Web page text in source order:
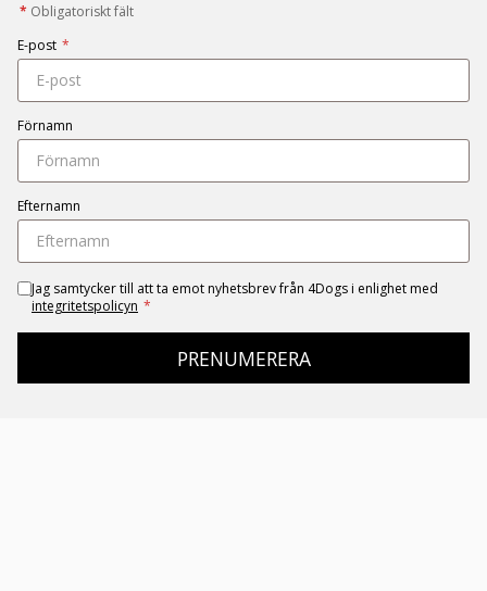
* Obligatoriskt fält
E-post *
Förnamn
Efternamn
Jag samtycker till att ta emot nyhetsbrev från 4Dogs i enlighet med
integritetspolicyn *
PRENUMERERA